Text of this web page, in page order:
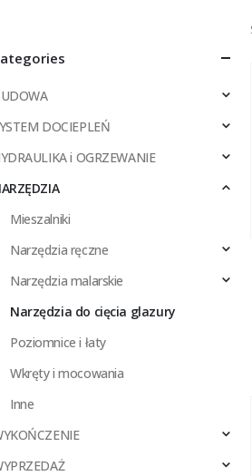
DOCIEPLEŃ
i OGRZEWANIE
Mieszalniki
Narzędzia ręczne
Narzędzia malarskie
Narzędzia do cięcia glazury
Poziomnice i łaty
Wkręty i mocowania
Inne